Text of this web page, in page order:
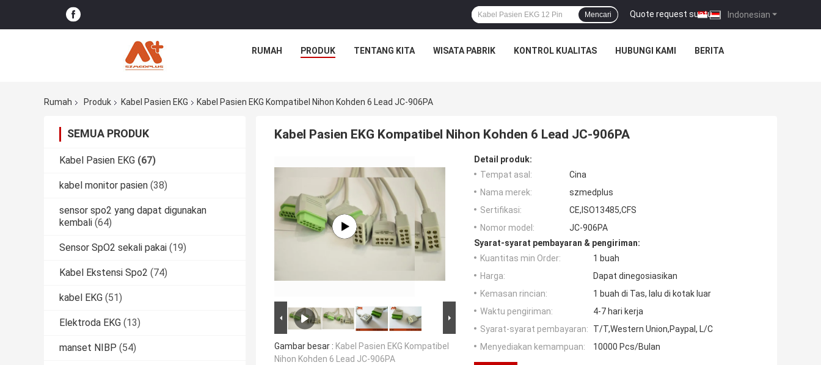
Indonesian
Quote request suatu |
Mencari
RUMAH PRODUK TENTANG KITA WISATA PABRIK KONTROL KUALITAS HUBUNGI KAMI BERITA
Rumah Produk Kabel Pasien EKG Kabel Pasien EKG Kompatibel Nihon Kohden 6 Lead JC-906PA
SEMUA PRODUK
Kabel Pasien EKG (67)
kabel monitor pasien (38)
sensor spo2 yang dapat digunakan
kembali (64)
Sensor SpO2 sekali pakai (19)
Kabel Ekstensi Spo2 (74)
kabel EKG (51)
Elektroda EKG (13)
manset NIBP (54)
Kabel Pasien EKG Kompatibel Nihon Kohden 6 Lead JC-906PA
Gambar besar : Kabel Pasien EKG Kompatibel
Nihon Kohden 6 Lead JC-906PA
Detail produk:
Tempat asal:
Cina
Nama merek:
szmedplus
Sertifikasi:
CE,ISO13485,CFS
Nomor model:
JC-906PA
Syarat-syarat pembayaran & pengiriman:
Kuantitas min Order:
1 buah
Harga:
Dapat dinegosiasikan
Kemasan rincian:
1 buah di Tas, lalu di kotak luar
Waktu pengiriman:
4-7 hari kerja
Syarat-syarat pembayaran:
T/T,Western Union,Paypal, L/C
Menyediakan kemampuan:
10000 Pcs/Bulan